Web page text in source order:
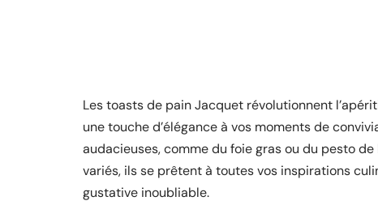
Les toasts de pain Jacquet révolutionnent
une touche d’élégance à vos moments de
audacieuses, comme du foie gras ou du pesto
variés, ils se prêtent à toutes vos inspirations
gustative inoubliable.